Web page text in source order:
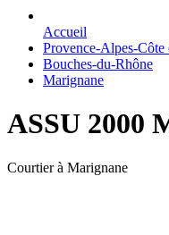
Accueil
Provence-Alpes-
Bouches-du-Rhône
Marignane
ASSU 2000
Courtier à Marignane